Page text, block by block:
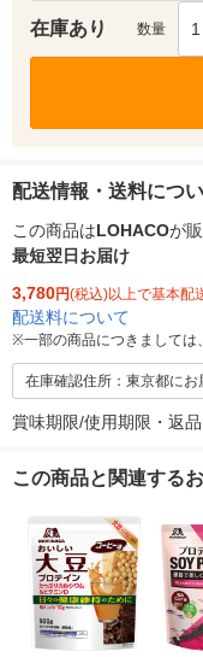
在庫あり 数量 1
配送情報・送料につ
この商品はLOHACOが
最短翌日お届け
3,780円(税込)以上で基本配
配送料について
※一部の商品につきましては
在庫確認住所：東京都にお
賞味期限/使用期限・返
この商品と関連する